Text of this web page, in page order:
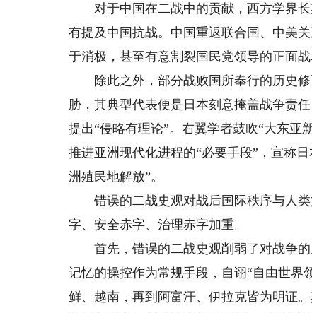
对于中国在二战中的贡献，西方学界长
有提及中国抗战。中国重返联合国、中美
于消极，甚至有意割裂国民党领导的正面
除此之外，部分战败国所奉行的历史修
胁，其典型代表便是日本刻意掩盖战争责
提出“侵略有理论”。右翼学者鼓吹“大东亚
推进亚洲现代化进程的“必要手段”，宣称
洲殖民地解放”。
错误的二战史观对战后国际秩序与人类
字、安全赤字、治理赤字加重。
首先，错误的二战史观削弱了对战争的
记忆的操控作为常规手段，自诩“自由世界
鲜、越南，再到阿富汗、伊拉克皆为明证